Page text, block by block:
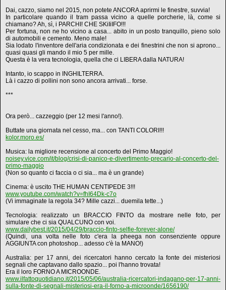
Dai, cazzo, siamo nel 2015, non potete ANCORA aprirmi le finestre, suvvia!
In particolare quando il tram passa vicino a quelle porcherie, là, come si
chiamano? Ah, sì, i PARCHI! CHE SKiIiIFO!!!
Per fortuna, non ne ho vicino a casa... abito in un posto tranquillo, pieno solo
di automobili e cemento. Meno male!
Sia lodato l'inventore dell'aria condizionata e dei finestrini che non si aprono...
quasi quasi gli mando il mio 5 per mille.
Questa è la vera tecnologia, quella che ci LIBERA dalla NATURA!
Intanto, io scappo in INGHILTERRA.
Là i cazzo di pollini non sono ancora arrivati... forse.
***
Ora però... cazzeggio (per 12 mesi l'anno!).
Buttate una giornata nel cesso, ma... con TANTI COLORI!!!
kolor.moro.es/
Musica: la migliore recensione al concerto del Primo Maggio!
noisey.vice.com/it/blog/crisi-di-panico-e-divertimento-precario-al-concerto-del-
primo-maggio
(Non so quanto ci faccia o ci sia... ma è un grande)
Cinema: è uscito THE HUMAN CENTIPEDE 3!!!
www.youtube.com/watch?v=fhI64Dk-c7o
(Vi immaginate la regola 34? Mille cazzi... duemila tette...)
Tecnologia: realizzato un BRACCIO FINTO da mostrare nelle foto, per
simulare che ci sia QUALCUNO con voi.
www.dailybest.it/2015/04/29/braccio-finto-selfie-forever-alone/
(Quindi, una volta nelle foto c'era la pheega non consenziente oppure
AGGIUNTA con photoshop... adesso c'è la MANO!)
Australia: per 17 anni, dei ricercatori hanno cercato la fonte dei misteriosi
segnali che captavano dallo spazio... poi l'hanno trovata!
Era il loro FORNO A MICROONDE.
www.ilfattoquotidiano.it/2015/05/06/australia-ricercatori-indagano-per-17-anni-
sulla-fonte-di-segnali-misteriosi-era-il-forno-a-microonde/1656190/